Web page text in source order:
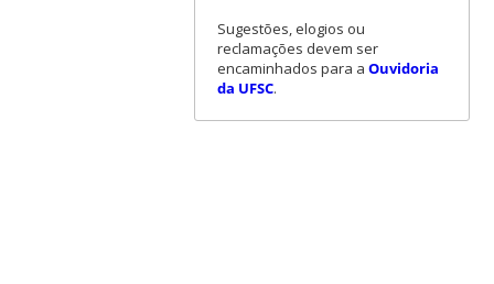
Sugestões, elogios ou
reclamações devem ser
encaminhados para a Ouvidoria
da UFSC.